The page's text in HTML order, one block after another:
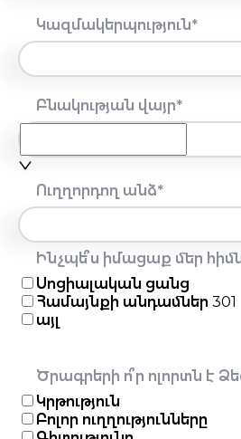
Կազմակերպություն*
Բնակության վայր*
Ուղղորդող անձ*
Ինչպե՞ս իմացաք մեր
Սոցիալական ցանց
Համայնքի անդամներ 301
այլ
Ծրագրերի ո՞ր ոլորտն է
Կրթություն
Բոլոր ուղղությունները